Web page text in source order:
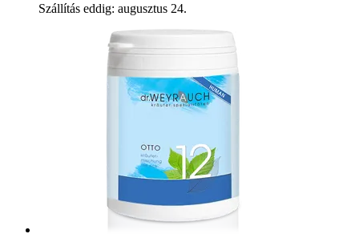
Szállítás eddig: augusztus 24.